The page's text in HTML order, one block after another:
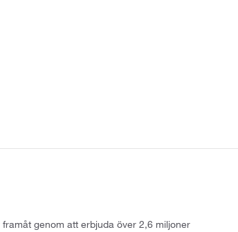
genom att erbjuda över 2,6 miljoner